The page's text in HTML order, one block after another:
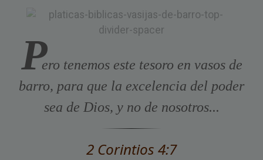
Pero tenemos este tesoro en vasos de
barro, para que la excelencia del poder
sea de Dios, y no de nosotros...
2 Corintios 4:7